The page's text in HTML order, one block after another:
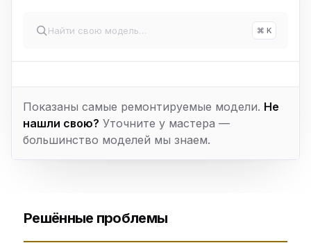
⌘ K
Показаны самые ремонтируемые модели. Не
нашли свою? Уточните у мастера —
большинство моделей мы знаем.
Решённые проблемы